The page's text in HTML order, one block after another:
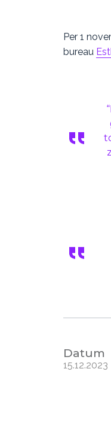
Per 1
bureau
Datum
15.12.2023